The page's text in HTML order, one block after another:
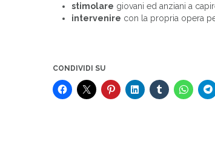
stimolare giovani ed anziani a
intervenire con la propria opera
CONDIVIDI SU